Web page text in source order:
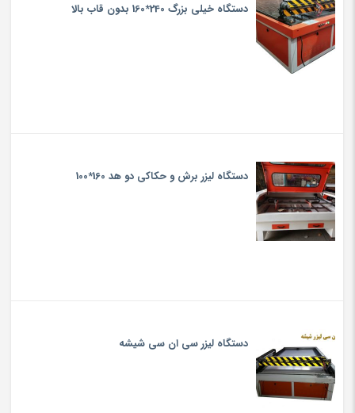
دستگاه خیلی بزرگ 240*160 بدون قاب بالا
دستگاه لیزر برش و حکاکی دو هد 160*100
دستگاه لیزر سی ان سی شیشه